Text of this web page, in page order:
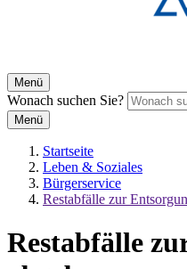
Menü
Wonach suchen Sie?
Menü
Startseite
Leben & Soziales
Bürgerservice
Restabfälle zur
Restabfälle